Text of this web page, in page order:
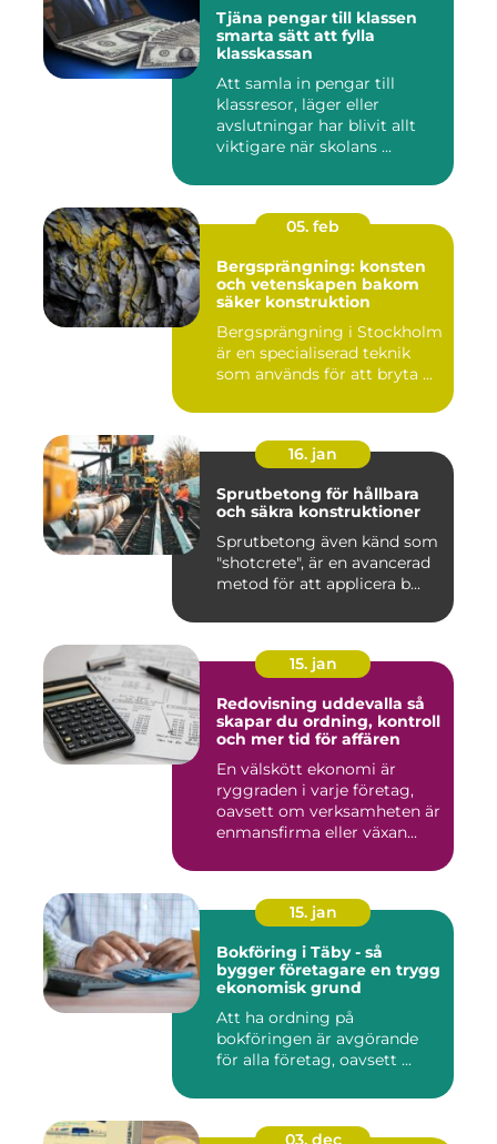
Tjäna pengar till klassen
smarta sätt att fylla
klasskassan
Att samla in pengar till
klassresor, läger eller
avslutningar har blivit allt
viktigare när skolans ...
05. feb
Bergsprängning: konsten
och vetenskapen bakom
säker konstruktion
Bergsprängning i Stockholm
är en specialiserad teknik
som används för att bryta ...
16. jan
Sprutbetong för hållbara
och säkra konstruktioner
Sprutbetong även känd som
"shotcrete", är en avancerad
metod för att applicera b...
15. jan
Redovisning uddevalla så
skapar du ordning, kontroll
och mer tid för affären
En välskött ekonomi är
ryggraden i varje företag,
oavsett om verksamheten är
enmansfirma eller växan...
15. jan
Bokföring i Täby - så
bygger företagare en trygg
ekonomisk grund
Att ha ordning på
bokföringen är avgörande
för alla företag, oavsett ...
03. dec